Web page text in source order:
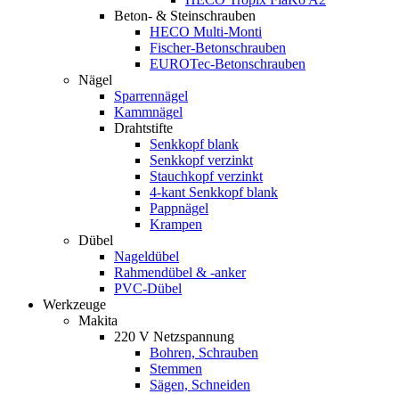
Beton- & Steinschrauben
HECO Multi-Monti
Fischer-Betonschrauben
EUROTec-Betonschrauben
Nägel
Sparrennägel
Kammnägel
Drahtstifte
Senkkopf blank
Senkkopf verzinkt
Stauchkopf verzinkt
4-kant Senkkopf blank
Pappnägel
Krampen
Dübel
Nageldübel
Rahmendübel & -anker
PVC-Dübel
Werkzeuge
Makita
220 V Netzspannung
Bohren, Schrauben
Stemmen
Sägen, Schneiden